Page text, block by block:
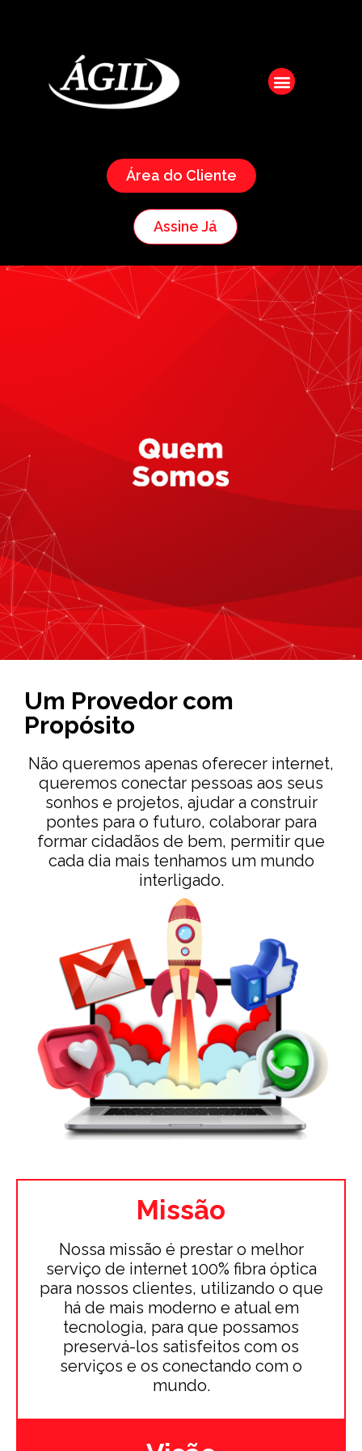
Área do Cliente
Assine Já
Um Provedor com
Propósito
Não queremos apenas oferecer internet,
queremos conectar pessoas aos seus
sonhos e projetos, ajudar a construir
pontes para o futuro, colaborar para
formar cidadãos de bem, permitir que
cada dia mais tenhamos um mundo
interligado.
Missão
Nossa missão é prestar o melhor
serviço de internet 100% fibra óptica
para nossos clientes, utilizando o que
há de mais moderno e atual em
tecnologia, para que possamos
preservá-los satisfeitos com os
serviços e os conectando com o
mundo.